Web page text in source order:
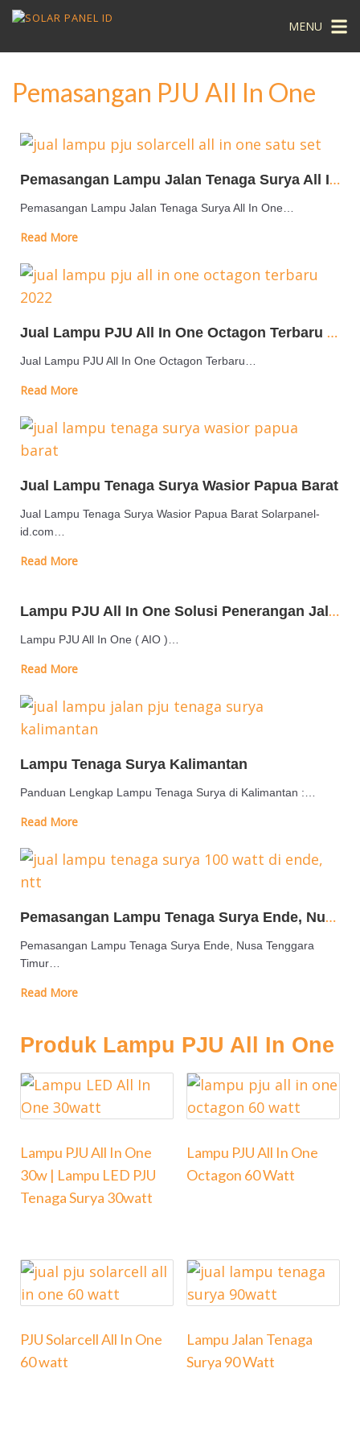
MENU
Pemasangan PJU All In One
Pemasangan Lampu Jalan Tenaga Surya All In One
Pemasangan Lampu Jalan Tenaga Surya All In One…
Read More
Jual Lampu PJU All In One Octagon Terbaru 2022
Jual Lampu PJU All In One Octagon Terbaru…
Read More
Jual Lampu Tenaga Surya Wasior Papua Barat
Jual Lampu Tenaga Surya Wasior Papua Barat Solarpanel-
id.com…
Read More
Lampu PJU All In One Solusi Penerangan Jalan Praktis dengan Baterry Lithium
Lampu PJU All In One ( AIO )…
Read More
Lampu Tenaga Surya Kalimantan
Panduan Lengkap Lampu Tenaga Surya di Kalimantan :…
Read More
Pemasangan Lampu Tenaga Surya Ende, Nusa Tenggara Timur
Pemasangan Lampu Tenaga Surya Ende, Nusa Tenggara
Timur…
Read More
Produk Lampu PJU All In One
Lampu PJU All In One
30w | Lampu LED PJU
Tenaga Surya 30watt
Lampu PJU All In One
Octagon 60 Watt
PJU Solarcell All In One
60 watt
Lampu Jalan Tenaga
Surya 90 Watt